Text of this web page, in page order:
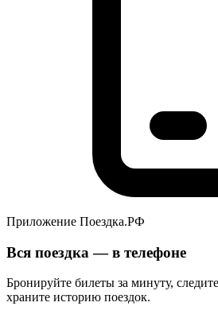
Приложение Поездка.РФ
Вся поездка — в телефоне
Бронируйте билеты за минуту,
храните историю поездок.